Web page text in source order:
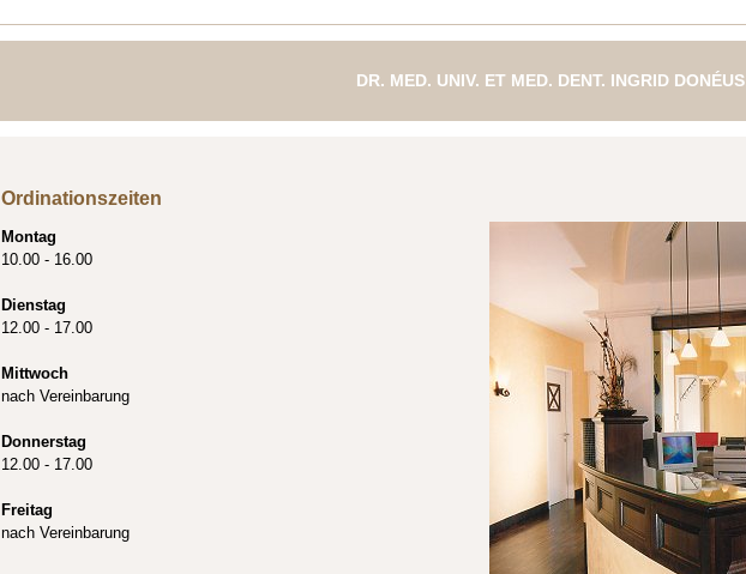
DR. MED. UNIV. ET MED. DENT. INGRID DONÉUS
Ordinationszeiten
Montag
10.00 - 16.00
Dienstag
12.00 - 17.00
Mittwoch
nach Vereinbarung
Donnerstag
12.00 - 17.00
Freitag
nach Vereinbarung